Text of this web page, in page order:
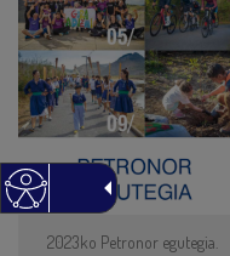
2023ko Petronor egutegia.